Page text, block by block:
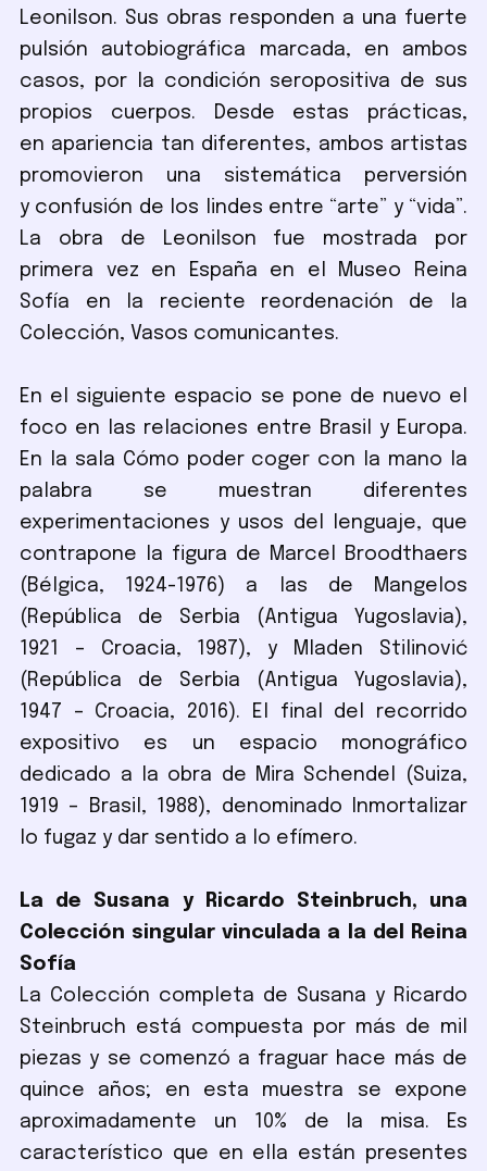
Leonilson. Sus obras responden a una fuerte
pulsión autobiográfica marcada, en ambos
casos, por la condición seropositiva de sus
propios cuerpos. Desde estas prácticas,
en apariencia tan diferentes, ambos artistas
promovieron una sistemática perversión
y confusión de los lindes entre “arte” y “vida”.
La obra de Leonilson fue mostrada por
primera vez en España en el Museo Reina
Sofía en la reciente reordenación de la
Colección, Vasos comunicantes.
En el siguiente espacio se pone de nuevo el
foco en las relaciones entre Brasil y Europa.
En la sala Cómo poder coger con la mano la
palabra se muestran diferentes
experimentaciones y usos del lenguaje, que
contrapone la figura de Marcel Broodthaers
(Bélgica, 1924-1976) a las de Mangelos
(República de Serbia (Antigua Yugoslavia),
1921 – Croacia, 1987), y Mladen Stilinović
(República de Serbia (Antigua Yugoslavia),
1947 – Croacia, 2016). El final del recorrido
expositivo es un espacio monográfico
dedicado a la obra de Mira Schendel (Suiza,
1919 – Brasil, 1988), denominado Inmortalizar
lo fugaz y dar sentido a lo efímero.
La de Susana y Ricardo Steinbruch, una
Colección singular vinculada a la del Reina
Sofía
La Colección completa de Susana y Ricardo
Steinbruch está compuesta por más de mil
piezas y se comenzó a fraguar hace más de
quince años; en esta muestra se expone
aproximadamente un 10% de la misa. Es
característico que en ella están presentes